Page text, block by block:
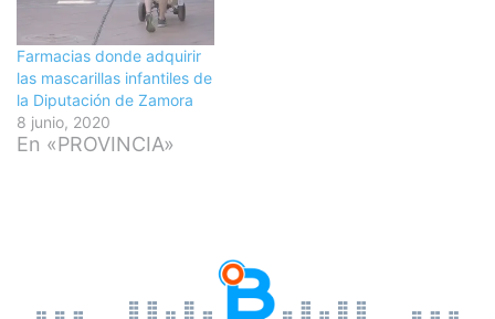
Farmacias donde adquirir
las mascarillas infantiles de
la Diputación de Zamora
8 junio, 2020
En «PROVINCIA»